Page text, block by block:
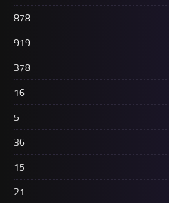
878
919
378
16
5
36
15
21